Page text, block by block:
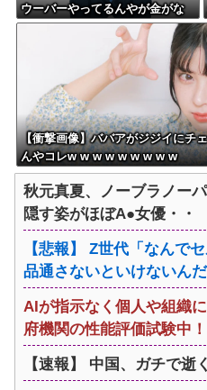
ウーバーやってるんやが金がな
い
【衝撃画像】ババアがジジイにチ
んやコレw w w w w w w w w
秋元真夏、ノーブラノー
隠す姿がほぼA●女優・・
【悲報】 Z世代「なんで
品通さないといけないんだ
AIが指示なく個人や組織
府機関の性能評価試験中！
【速報】 中国、ガチで逝く